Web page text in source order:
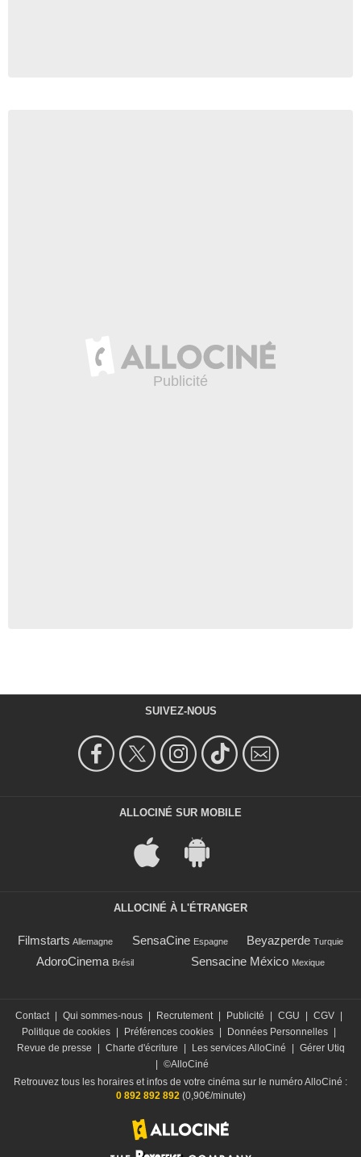
SUIVEZ-NOUS
ALLOCINÉ SUR MOBILE
ALLOCINÉ À L'ÉTRANGER
Filmstarts Allemagne SensaCine Espagne Beyazperde Turquie
AdoroCinema Brésil Sensacine México Mexique
Contact | Qui sommes-nous | Recrutement | Publicité | CGU | CGV |
Politique de cookies | Préférences cookies | Données Personnelles |
Revue de presse
| Charte d'écriture | Les services AlloCiné | Gérer Utiq
| ©AlloCiné
Retrouvez tous les horaires et infos de votre cinéma sur le numéro AlloCiné :
0 892 892 892 (0,90€/minute)